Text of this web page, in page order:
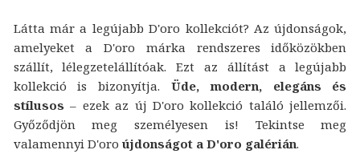
Látta már a legújabb D'oro kollekciót? Az újdonságok,
amelyeket a D'oro márka rendszeres időközökben
szállít, lélegzetelállítóak. Ezt az állítást a legújabb
kollekció is bizonyítja. Üde, modern, elegáns és
stílusos – ezek az új D'oro kollekció találó jellemzői.
Győződjön meg személyesen is! Tekintse meg
valamennyi D'oro újdonságot a D'oro galérián.